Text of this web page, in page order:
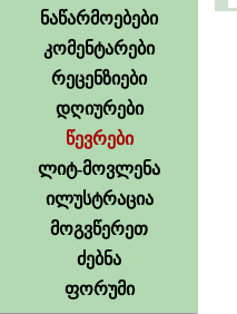
ნაწარმოებები
კომენტარები
რეცენზიები
დღიურები
წევრები
ლიტ-მოვლენა
ილუსტრაცია
მოგვწერეთ
ძებნა
ფორუმი